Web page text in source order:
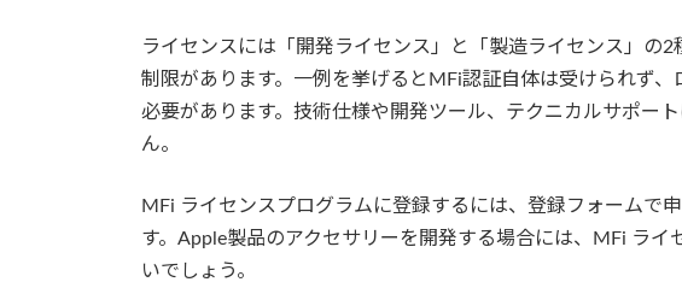
ライセンスには「開発ライセンス」と「製造ライセンス」の
制限があります。一例を挙げるとMFi認証自体は受けられず
必要があります。技術仕様や開発ツール、テクニカルサポー
ん。
MFi ライセンスプログラムに登録するには、登録フォームで
す。Apple製品のアクセサリーを開発する場合には、MFi ライ
いでしょう。